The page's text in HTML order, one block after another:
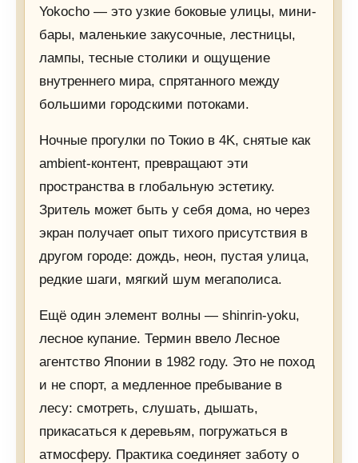
Yokocho — это узкие боковые улицы, мини-
бары, маленькие закусочные, лестницы,
лампы, тесные столики и ощущение
внутреннего мира, спрятанного между
большими городскими потоками.
Ночные прогулки по Токио в 4K, снятые как
ambient-контент, превращают эти
пространства в глобальную эстетику.
Зритель может быть у себя дома, но через
экран получает опыт тихого присутствия в
другом городе: дождь, неон, пустая улица,
редкие шаги, мягкий шум мегаполиса.
Ещё один элемент волны — shinrin-yoku,
лесное купание. Термин ввело Лесное
агентство Японии в 1982 году. Это не поход
и не спорт, а медленное пребывание в
лесу: смотреть, слушать, дышать,
прикасаться к деревьям, погружаться в
атмосферу. Практика соединяет заботу о